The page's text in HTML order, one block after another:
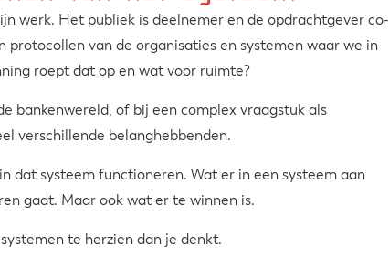
werk. Het publiek is deelnemer en de opdrachtgever co-
van de organisaties en systemen waar we in
roept dat op en wat voor ruimte?
bankenwereld, of bij een complex vraagstuk als
verschillende belanghebbenden.
dat systeem functioneren. Wat er in een systeem aan
gaat. Maar ook wat er te winnen is.
te herzien dan je denkt.